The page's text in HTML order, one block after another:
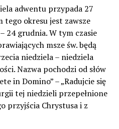
adwentu przypada 27
okresu jest zawsze
24 grudnia. W tym czasie
msze św. będą
niedziela – niedziela
Nazwa pochodzi od słów
in Domino” – „Radujcie się
tej niedzieli przepełnione
przyjścia Chrystusa i z